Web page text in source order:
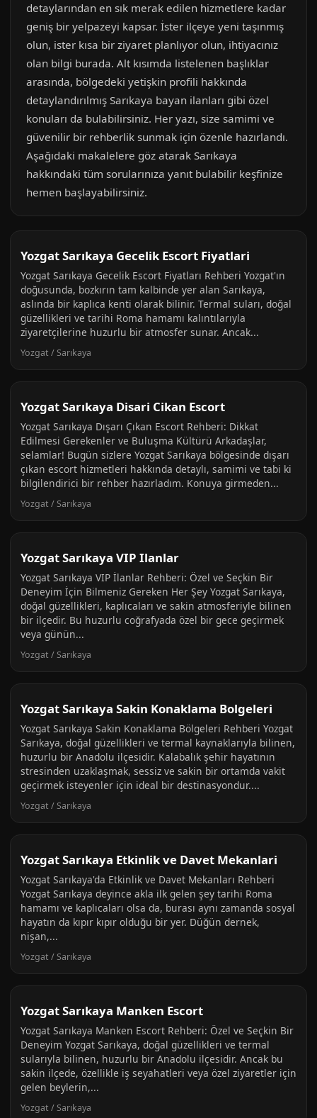
detaylarından en sık merak edilen hizmetlere kadar
geniş bir yelpazeyi kapsar. İster ilçeye yeni taşınmış
olun, ister kısa bir ziyaret planlıyor olun, ihtiyacınız
olan bilgi burada. Alt kısımda listelenen başlıklar
arasında, bölgedeki yetişkin profili hakkında
detaylandırılmış Sarıkaya bayan ilanları gibi özel
konuları da bulabilirsiniz. Her yazı, size samimi ve
güvenilir bir rehberlik sunmak için özenle hazırlandı.
Aşağıdaki makalelere göz atarak Sarıkaya
hakkındaki tüm sorularınıza yanıt bulabilir keşfinize
hemen başlayabilirsiniz.
Yozgat Sarıkaya Gecelik Escort Fiyatlari
Yozgat Sarıkaya Gecelik Escort Fiyatları Rehberi Yozgat'ın
doğusunda, bozkırın tam kalbinde yer alan Sarıkaya,
aslında bir kaplıca kenti olarak bilinir. Termal suları, doğal
güzellikleri ve tarihi Roma hamamı kalıntılarıyla
ziyaretçilerine huzurlu bir atmosfer sunar. Ancak...
Yozgat / Sarıkaya
Yozgat Sarıkaya Disari Cikan Escort
Yozgat Sarıkaya Dışarı Çıkan Escort Rehberi: Dikkat
Edilmesi Gerekenler ve Buluşma Kültürü Arkadaşlar,
selamlar! Bugün sizlere Yozgat Sarıkaya bölgesinde dışarı
çıkan escort hizmetleri hakkında detaylı, samimi ve tabi ki
bilgilendirici bir rehber hazırladım. Konuya girmeden...
Yozgat / Sarıkaya
Yozgat Sarıkaya VIP Ilanlar
Yozgat Sarıkaya VIP İlanlar Rehberi: Özel ve Seçkin Bir
Deneyim İçin Bilmeniz Gereken Her Şey Yozgat Sarıkaya,
doğal güzellikleri, kaplıcaları ve sakin atmosferiyle bilinen
bir ilçedir. Bu huzurlu coğrafyada özel bir gece geçirmek
veya günün...
Yozgat / Sarıkaya
Yozgat Sarıkaya Sakin Konaklama Bolgeleri
Yozgat Sarıkaya Sakin Konaklama Bölgeleri Rehberi Yozgat
Sarıkaya, doğal güzellikleri ve termal kaynaklarıyla bilinen,
huzurlu bir Anadolu ilçesidir. Kalabalık şehir hayatının
stresinden uzaklaşmak, sessiz ve sakin bir ortamda vakit
geçirmek isteyenler için ideal bir destinasyondur....
Yozgat / Sarıkaya
Yozgat Sarıkaya Etkinlik ve Davet Mekanlari
Yozgat Sarıkaya'da Etkinlik ve Davet Mekanları Rehberi
Yozgat Sarıkaya deyince akla ilk gelen şey tarihi Roma
hamamı ve kaplıcaları olsa da, burası aynı zamanda sosyal
hayatın da kıpır kıpır olduğu bir yer. Düğün dernek,
nişan,...
Yozgat / Sarıkaya
Yozgat Sarıkaya Manken Escort
Yozgat Sarıkaya Manken Escort Rehberi: Özel ve Seçkin Bir
Deneyim Yozgat Sarıkaya, doğal güzellikleri ve termal
sularıyla bilinen, huzurlu bir Anadolu ilçesidir. Ancak bu
sakin ilçede, özellikle iş seyahatleri veya özel ziyaretler için
gelen beylerin,...
Yozgat / Sarıkaya